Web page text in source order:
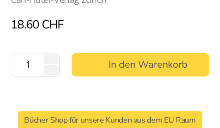
18.60CHF
In den Warenkorb
Bücher Shop für unsere Kunden aus dem EU Raum